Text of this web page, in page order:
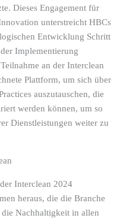
Dieses Engagement für
unterstreicht HBCs
Entwicklung Schritt
Implementierung
an der Interclean
Plattform, um sich über
auszutauschen, die
werden können, um so
Dienstleistungen weiter zu
Interclean 2024
heraus, die die Branche
Nachhaltigkeit in allen